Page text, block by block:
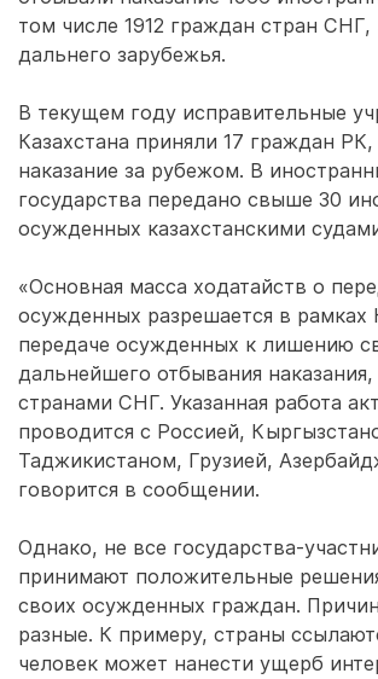
том числе 1912 граждан стран СНГ,
дальнего зарубежья.
В текущем году исправительные
Казахстана приняли 17 граждан
наказание за рубежом. В
государства передано свыше 30
осужденных казахстанскими
«Основная масса ходатайств о
осужденных разрешается в рамках
передаче осужденных к лишению
дальнейшего отбывания наказания,
странами СНГ. Указанная работа
проводится с Россией,
Таджикистаном, Грузией,
говорится в сообщении.
Однако, не все государства-
принимают положительные
своих осужденных граждан.
разные. К примеру, страны
человек может нанести ущерб